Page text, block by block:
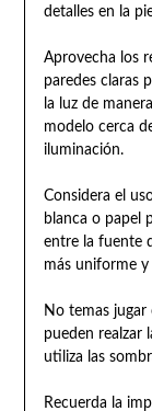
detalles en la
Aprovecha los
paredes claras
la luz de
modelo cerca
iluminación.
Considera el
blanca o papel
entre la fuente
más uniforme
No temas jugar
pueden realzar
utiliza las
Recuerda la